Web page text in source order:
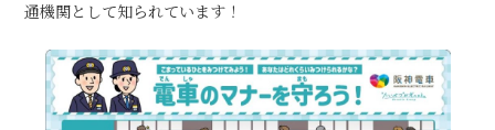
通機関として知られています！